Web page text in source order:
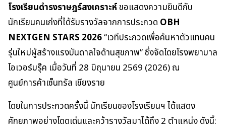
โรงเรียนดำรงราษฎร์สงเคราะห์ขอแสดงความยินดีกับ
นักเรียนคนเก่งที่ได้รับรางวัลจากการประกวด OBH
NEXTGEN STARS 2026“เวทีประกวดเพื่อค้นหาตัวแทนคน
รุ่นใหม่ผู้สร้างแรงบันดาลใจด้านสุขภาพ” ซึ่งจัดโดยโรงพยาบาล
โอเวอร์บรุ๊ค เมื่อวันที่ 28 มิถุนายน 2569 (2026) ณ
ศูนย์การค้าเซ็นทรัล เชียงราย
โดยในการประกวดครั้งนี้ นักเรียนของโรงเรียนฯ ได้แสดง
ศักยภาพอย่างโดดเด่นและคว้ารางวัลมาได้ถึง 2 ตำแหน่ง ดังนี้: